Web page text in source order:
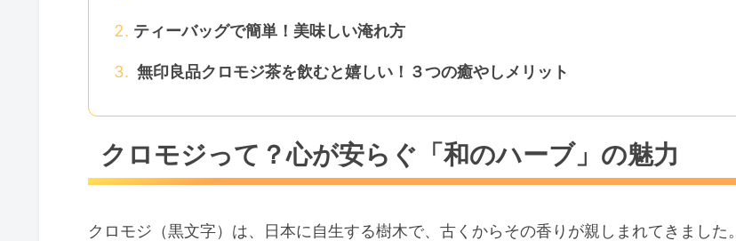
ティーバッグで簡単！美味しい淹れ方
無印良品クロモジ茶を飲むと嬉しい！３つの癒やしメリット
クロモジって？心が安らぐ「和のハーブ」の魅力
クロモジ（黒文字）は、日本に自生する樹木で、 古くからその香りが親しまれてきました。